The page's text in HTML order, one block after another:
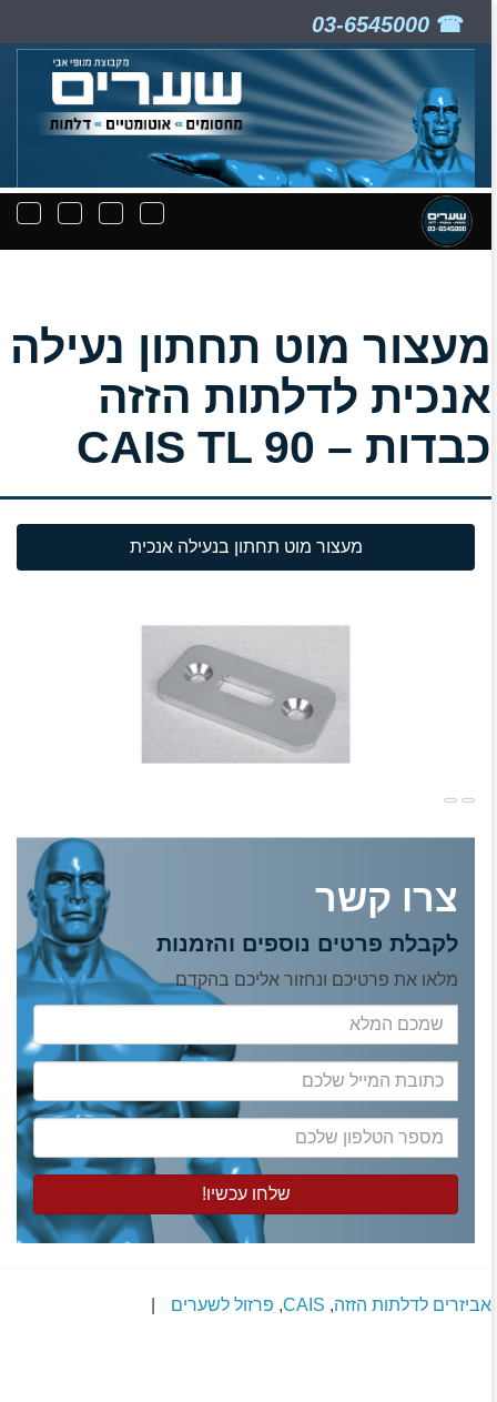
תפריט
יצירת
תפריט
חיפוש
ניווט
קבצים
מעצור מוט תחתון נעילה
אנכית לדלתות הזזה
כבדות – CAIS TL 90
מעצור מוט תחתון בנעילה אנכית
צרו קשר
לקבלת פרטים נוספים והזמנות
מלאו את פרטיכם ונחזור אליכם בהקדם
שמכם
המלא
כתובת
המייל
שלכם
מספר
הטלפון
שלכם
אביזרים לדלתות הזזה,
CAIS
, פרזול לשערים